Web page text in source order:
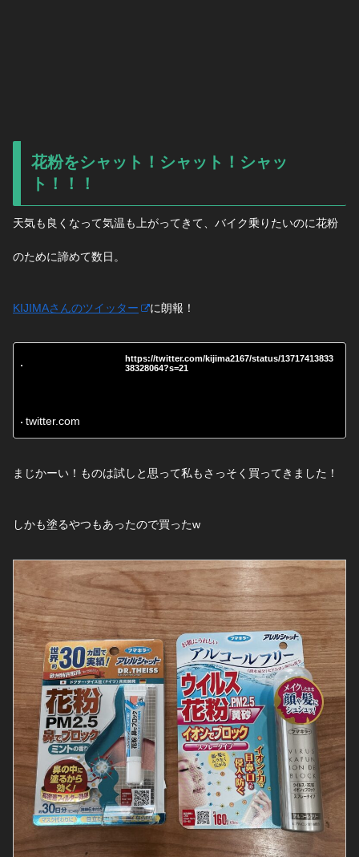
花粉をシャット！シャット！シャッ
ト！！！
天気も良くなって気温も上がってきて、バイク乗りたいのに花粉
のために諦めて数日。
KIJIMAさんのツイッター に朗報！
https://twitter.com/kijima2167/status/13717413833
38328064?s=21
twitter.com
まじかーい！ものは試しと思って私もさっそく買ってきました！
しかも塗るやつもあったので買ったw